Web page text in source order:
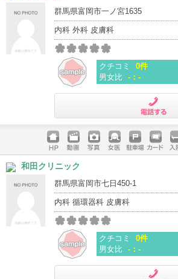
群馬県富岡市一ノ宮1635
内科 外科 皮膚科
クチコミ
0件
男女比 -：-
ホームペ
ージ
動画 写真 女医 駐車場
クレジッ
入
和田クリニック
群馬県富岡市七日450-1
内科 循環器科 皮膚科
クチコミ
0件
男女比 -：-